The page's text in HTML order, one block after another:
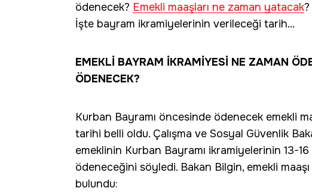
ödenecek? Emekli maaşları ne zaman yatacak?
İşte bayram ikramiyelerinin verileceği tarih...
EMEKLİ BAYRAM İKRAMİYESİ NE ZAMAN
ÖDENECEK?
Kurban Bayramı öncesinde ödenecek emekli
tarihi belli oldu. Çalışma ve Sosyal Güvenlik
emeklinin Kurban Bayramı ikramiyelerinin 13-
ödeneceğini söyledi. Bakan Bilgin, emekli
bulundu: